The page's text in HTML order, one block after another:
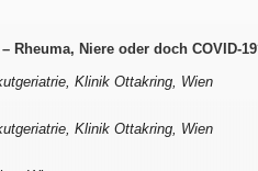
Rheuma, Niere oder doch COVID-
Klinik Ottakring, Wien
Klinik Ottakring, Wien